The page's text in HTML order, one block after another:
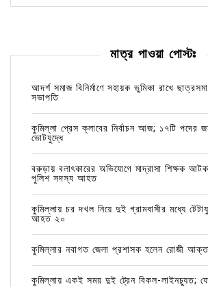
মাত্র পাওয়া পোস্টঃ
আদর্শ সমাজ বিনির্মাণে সহায়ক ভুমিকা রাখে
সভাপতি
কুমিল্লা প্রেস ক্লাবের নির্বাচন আজ; ১৭টি পদের
ভোটযুদ্ধে
বরুড়ায় বলাৎকারের অভিযোগে মাদ্রাসা শিক্ষক আটক,
পুলিশ সদস্য আহত
কুমিল্লায় চর দখল নিয়ে দুই গ্রামবাসীর মধ্যে
আহত ২০
কুমিল্লার নবাগত জেলা প্রশাসক হলেন রোজী
কুমিল্লায় একই সময় দুই ট্রেন বিকল-লাইনচ্যুত;